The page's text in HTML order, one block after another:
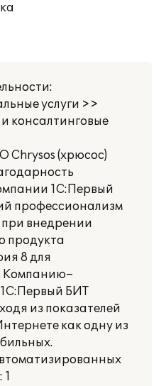
услуги >>
консалтинговые
Chrysos (хрюсос)
1С:Первый
профессионализм
внедрении
продукта
8 для
Компанию–
БИТ
из показателей
как одну из
1